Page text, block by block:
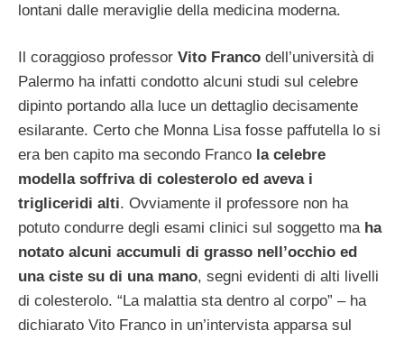
lontani dalle meraviglie della medicina moderna.
Il coraggioso professor Vito Franco dell’università di
Palermo ha infatti condotto alcuni studi sul celebre
dipinto portando alla luce un dettaglio decisamente
esilarante. Certo che Monna Lisa fosse paffutella lo si
era ben capito ma secondo Franco la celebre
modella soffriva di colesterolo ed aveva i
trigliceridi alti. Ovviamente il professore non ha
potuto condurre degli esami clinici sul soggetto maha
notato alcuni accumuli di grasso nell’occhio ed
una ciste su di una mano, segni evidenti di alti livelli
di colesterolo. “La malattia sta dentro al corpo” – ha
dichiarato Vito Franco in un’intervista apparsa sul